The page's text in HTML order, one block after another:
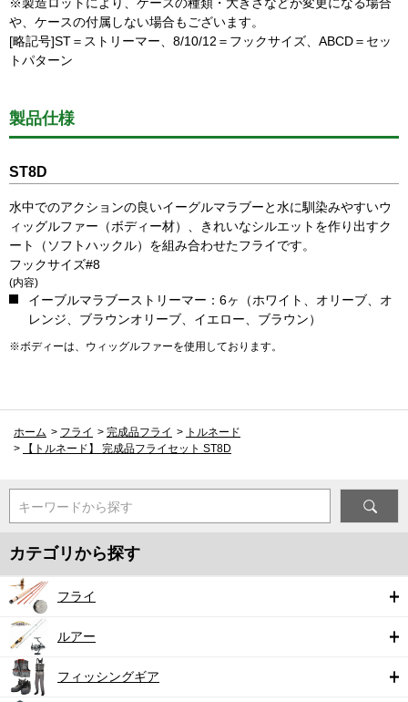
や、ケースの付属しない場合もございます。
[略記号]ST＝ストリーマー、8/10/12＝フックサイズ、ABCD＝セッ
トパターン
製品仕様
ST8D
水中でのアクションの良いイーグルマラブーと水に馴染みやすいウ
ィッグルファー（ボディー材）、きれいなシルエットを作り出すク
ート（ソフトハックル）を組み合わせたフライです。
フックサイズ#8
(内容)
イーブルマラブーストリーマー：6ヶ（ホワイト、オリーブ、オ
レンジ、ブラウンオリーブ、イエロー、ブラウン）
※ボディーは、ウィッグルファーを使用しております。
ホーム > フライ > 完成品フライ > トルネード
>
【トルネード】 完成品フライセット ST8D
キーワードから探す
カテゴリから探す
フライ
ルアー
フィッシングギア